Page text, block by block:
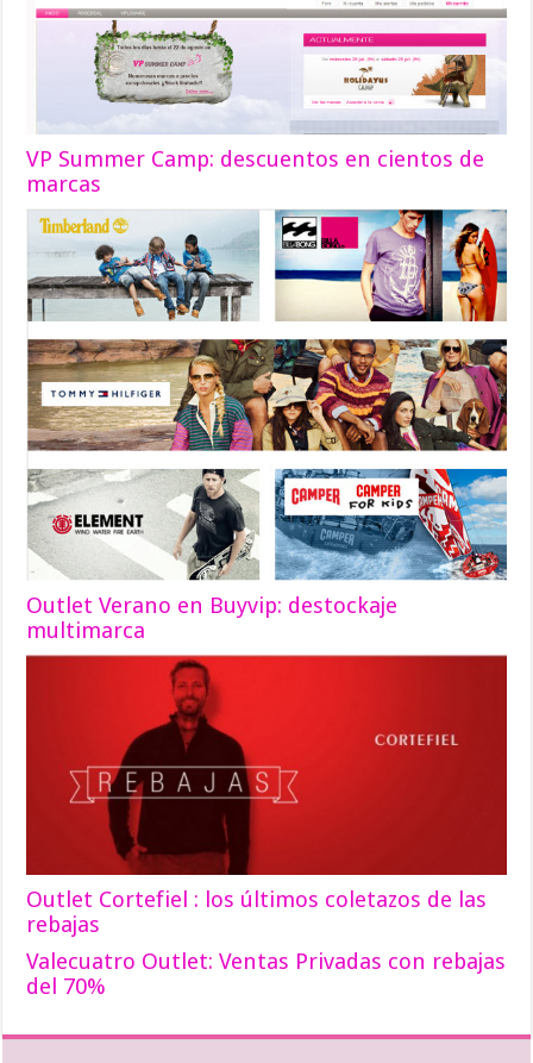
VP Summer Camp: descuentos en cientos de
marcas
Outlet Verano en Buyvip: destockaje
multimarca
Outlet Cortefiel : los últimos coletazos de las
rebajas
Valecuatro Outlet: Ventas Privadas con rebajas
del 70%